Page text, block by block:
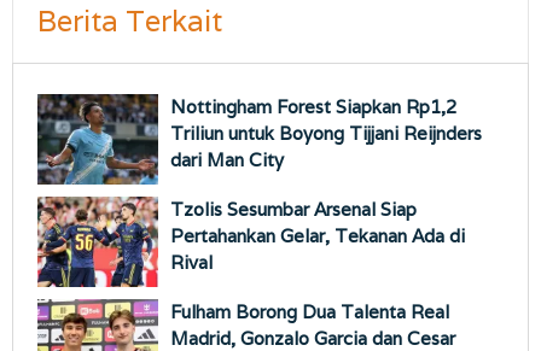
Berita Terkait
Nottingham Forest Siapkan Rp1,2
Triliun untuk Boyong Tijjani Reijnders
dari Man City
Tzolis Sesumbar Arsenal Siap
Pertahankan Gelar, Tekanan Ada di
Rival
Fulham Borong Dua Talenta Real
Madrid, Gonzalo Garcia dan Cesar